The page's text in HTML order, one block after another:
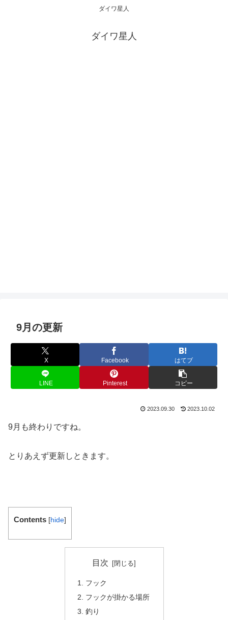
ダイワ星人
ダイワ星人
9月の更新
X Facebook はてブ
LINE Pinterest コピー
2023.09.30 2023.10.02
9月も終わりですね。
とりあえず更新しときます。
Contents [hide]
目次
フック
フックが掛かる場所
釣り